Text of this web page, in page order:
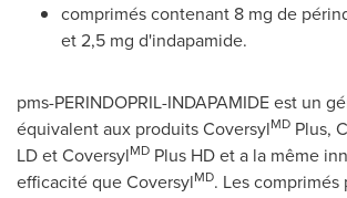
comprimés contenant 8 mg de
et 2,5 mg d'indapamide.
pms-PERINDOPRIL-INDAPAMIDE est un
équivalent aux produits CoversylMD Plus,
LD et CoversylMD Plus HD et a la même
efficacité que CoversylMD. Les comprimés